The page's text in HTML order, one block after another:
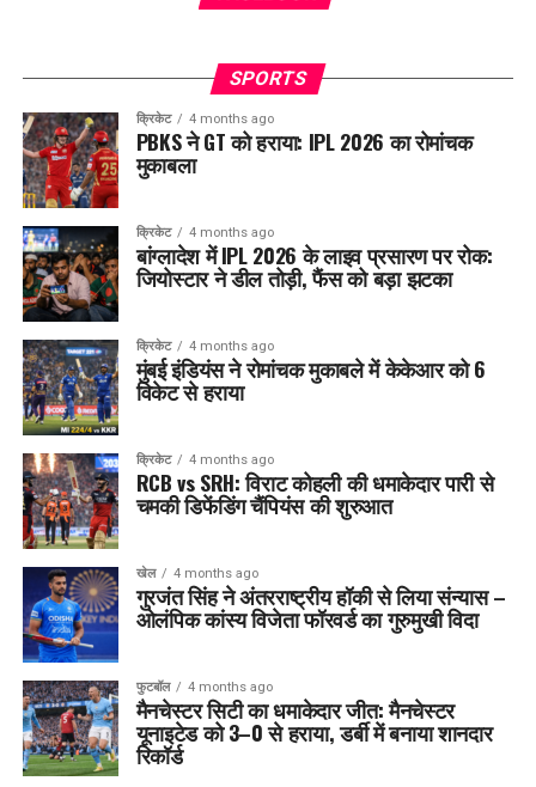
SPORTS
क्रिकेट 4 months ago
PBKS ने GT को हराया: IPL 2026 का रोमांचक
मुकाबला
क्रिकेट 4 months ago
बांग्लादेश में IPL 2026 के लाइव प्रसारण पर रोक:
जियोस्टार ने डील तोड़ी, फैंस को बड़ा झटका
क्रिकेट 4 months ago
मुंबई इंडियंस ने रोमांचक मुकाबले में केकेआर को 6
विकेट से हराया
क्रिकेट 4 months ago
RCB vs SRH: विराट कोहली की धमाकेदार पारी से
चमकी डिफेंडिंग चैंपियंस की शुरुआत
खेल 4 months ago
गुरजंत सिंह ने अंतरराष्ट्रीय हॉकी से लिया संन्यास –
ओलंपिक कांस्य विजेता फॉरवर्ड का गुरुमुखी विदा
फुटबॉल 4 months ago
मैनचेस्टर सिटी का धमाकेदार जीत: मैनचेस्टर
यूनाइटेड को 3–0 से हराया, डर्बी में बनाया शानदार
रिकॉर्ड